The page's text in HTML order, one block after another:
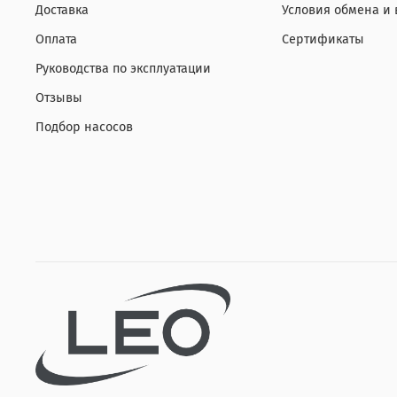
Доставка
Оплата
Руководства по эксплуатации
Отзывы
Подбор насосов
Условия обмена и
Сертификаты